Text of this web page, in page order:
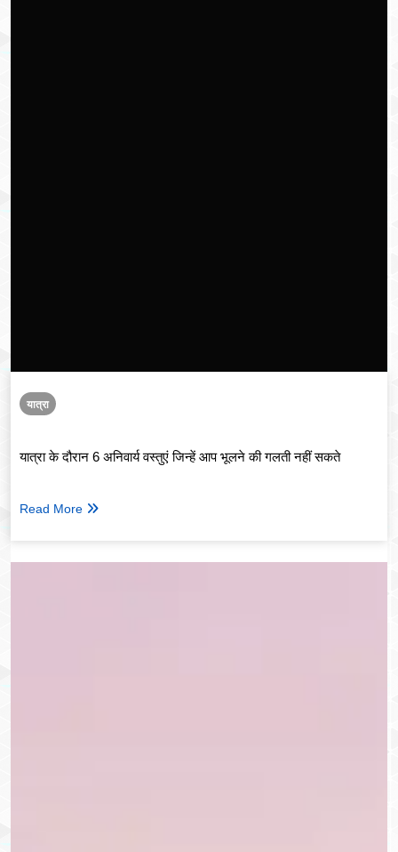
यात्रा
यात्रा के दौरान 6 अनिवार्य वस्तुएं जिन्हें आप भूलने की गलती नहीं सकते
Read More